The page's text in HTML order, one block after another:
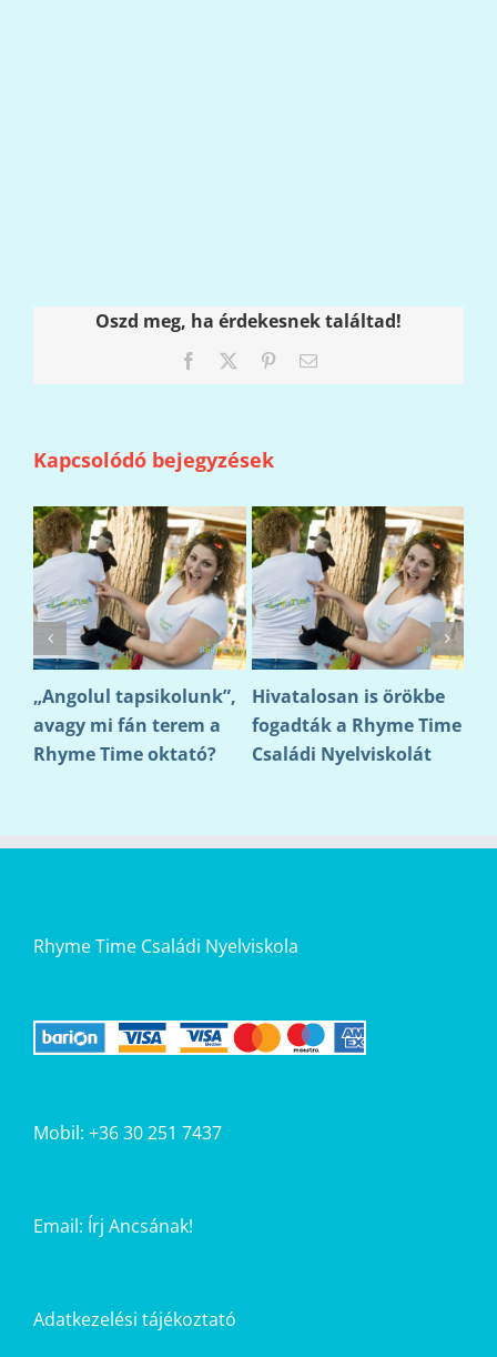
Oszd meg, ha érdekesnek találtad!
Facebook PinterestEmail:
Kapcsolódó bejegyzések
„Angolul tapsikolunk”,
avagy mi fán terem a
Rhyme Time oktató?
Hivatalosan is örökbe
fogadták a Rhyme Time
Családi Nyelviskolát
Rhyme Time Családi Nyelviskola
Mobil: +36 30 251 7437
Email: Írj Ancsának!
Adatkezelési tájékoztató